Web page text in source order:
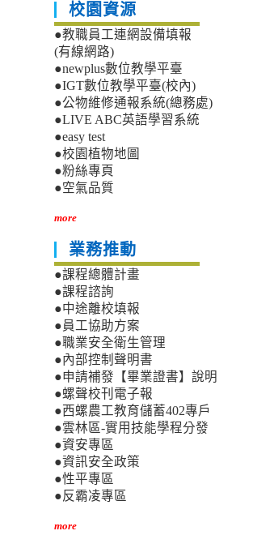
校園資源
●教職員工連網設備填報
(有線網路)
●newplus數位教學平臺
●IGT數位教學平臺(校內)
●公物維修通報系統(總務處)
●LIVE ABC英語學習系統
●easy test
●校園植物地圖
●粉絲專頁
●空氣品質
more
業務推動
●課程總體計畫
●課程諮詢
●中途離校填報
●員工協助方案
●職業安全衛生管理
●內部控制聲明書
●申請補發【畢業證書】說明
●螺聲校刊電子報
●西螺農工教育儲蓄402專戶
●雲林區-實用技能學程分發
●資安專區
●資訊安全政策
●性平專區
●反霸凌專區
more